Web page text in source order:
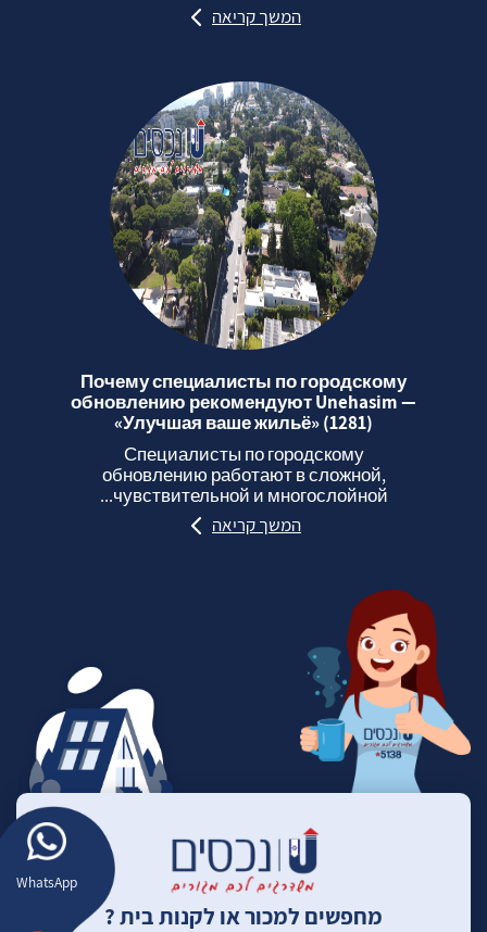
WhatsApp
המשך קריאה
Почему специалисты по городскому
обновлению рекомендуют Unehasim —
«Улучшая ваше жильё» (1281)
Специалисты по городскому
обновлению работают в сложной,
чувствительной и многослойной...
המשך קריאה
מחפשים למכור או לקנות בית ?